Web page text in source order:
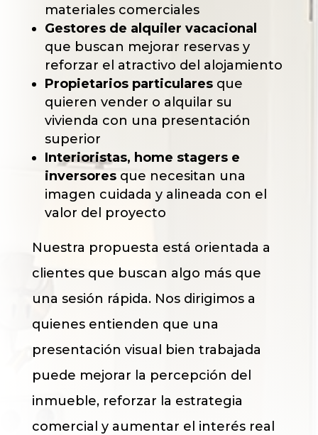
materiales comerciales
Gestores de alquiler vacacional
que buscan mejorar reservas y
reforzar el atractivo del alojamiento
Propietarios particularesque
quieren vender o alquilar su
vivienda con una presentación
superior
Interioristas, home stagers e
inversoresque necesitan una
imagen cuidada y alineada con el
valor del proyecto
Nuestra propuesta está orientada a
clientes que buscan algo más que
una sesión rápida. Nos dirigimos a
quienes entienden que una
presentación visual bien trabajada
puede mejorar la percepción del
inmueble, reforzar la estrategia
comercial y aumentar el interés real